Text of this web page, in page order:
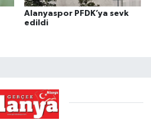
Alanyaspor PFDK’ya sevk
edildi